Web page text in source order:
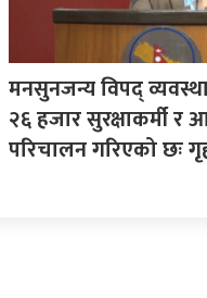
मनसुनजन्य विपद्
२६ हजार सुरक्षाकर्मी र
परिचालन गरिएको छः